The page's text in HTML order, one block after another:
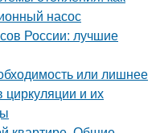
насос
России: лучшие
или лишнее
и их